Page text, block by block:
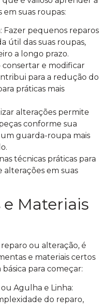
suas roupas:
Fazer pequenos reparos
útil das suas roupas,
a longo prazo.
consertar e modificar
para a redução do
práticas mais
alterações permite
conforme sua
guarda-roupa mais
técnicas práticas para
alterações em suas
Materiais
ou alteração, é
e materiais certos
para começar:
Agulha e Linha:
do reparo,